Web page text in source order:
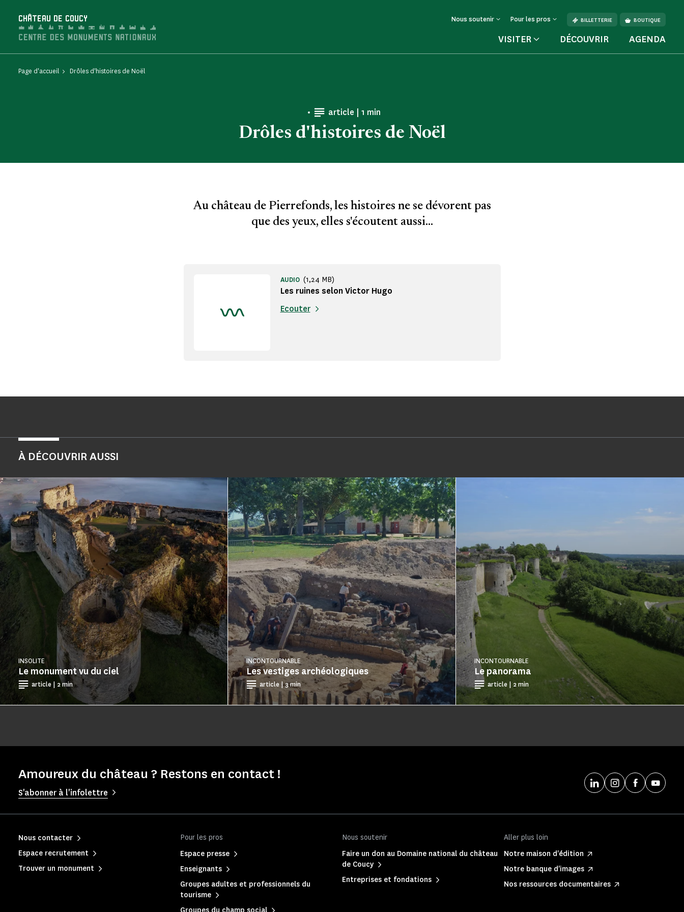
CHÂTEAU DE COUCY Nous soutenir Pour les pros BILLETTERIE BOUTIQUE
VISITER DÉCOUVRIR AGENDA
Page d'accueil Drôles d'histoires de Noël
article | Temps de Lecture
1 min
Drôles d'histoires de Noël
Au château de Pierrefonds, les histoires ne se dévorent pas
que des yeux, elles s'écoutent aussi...
Les ruines selon Victor Hugo
AUDIO (1,24 MB)
Ecouter
À DÉCOUVRIR AUSSI
Le monument vu du ciel
INSOLITE
article | 2 min
Les vestiges archéologiques
INCONTOURNABLE
article | 3 min
Le panorama
INCONTOURNABLE
article | 2 min
Amoureux du château ? Restons en contact !
S'abonner à l'infolettre
Pour les pros
Espace presse
Enseignants
Groupes adultes et professionnels du
tourisme
Nous soutenir
Faire un don au Domaine national du château
de Coucy
Entreprises et fondations
Aller plus loin
Notre maison d'édition
Notre banque d'images
Nos ressources documentaires
Nous contacter
Espace recrutement
Trouver un monument